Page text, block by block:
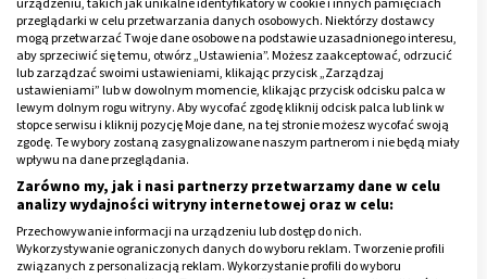
plamień. Warto jednak skonsultować tę kwestię z
ginekologiem.
Reklama
przeglądarki w celu przetwarzania danych osobowych. Niektórzy dostawcy
mogą przetwarzać Twoje dane osobowe na podstawie uzasadnionego interesu,
aby sprzeciwić się temu, otwórz „Ustawienia”. Możesz zaakceptować, odrzucić
lub zarządzać swoimi ustawieniami, klikając przycisk „Zarządzaj
ustawieniami” lub w dowolnym momencie, klikając przycisk odcisku palca w
lewym dolnym rogu witryny. Aby wycofać zgodę kliknij odcisk palca lub link w
stopce serwisu i kliknij pozycję Moje dane, na tej stronie możesz wycofać swoją
zgodę. Te wybory zostaną zasygnalizowane naszym partnerom i nie będą miały
wpływu na dane przeglądania.
Zarówno my, jak i nasi partnerzy przetwarzamy dane w celu
analizy wydajności witryny internetowej oraz w celu:
Przechowywanie informacji na urządzeniu lub dostęp do nich.
Wykorzystywanie ograniczonych danych do wyboru reklam. Tworzenie profili
związanych z personalizacją reklam. Wykorzystanie profili do wyboru